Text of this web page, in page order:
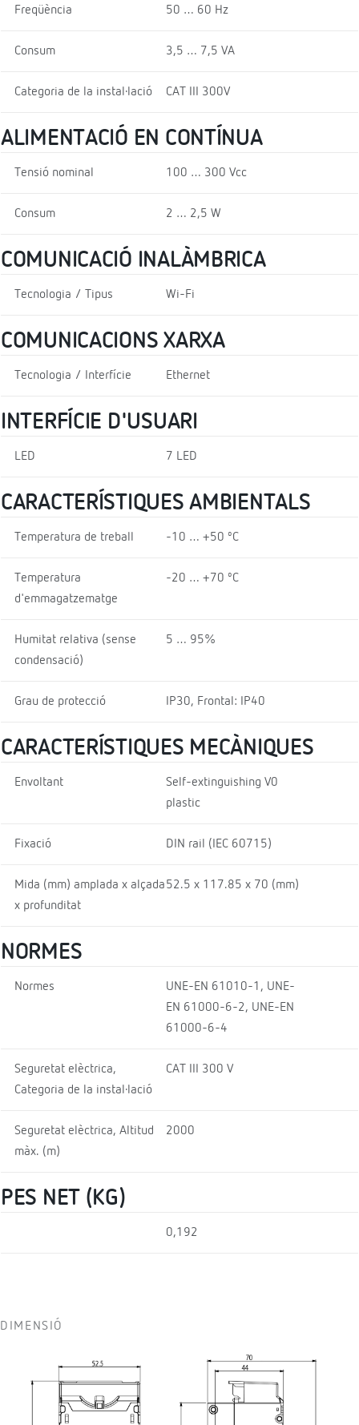
Freqüència 50 … 60 Hz
Consum 3,5 … 7,5 VA
Categoria de la instal·lació CAT III 300V
ALIMENTACIÓ EN CONTÍNUA
Tensió nominal 100 … 300 Vcc
Consum 2 … 2,5 W
COMUNICACIÓ INALÀMBRICA
Tecnologia / Tipus Wi-Fi
COMUNICACIONS XARXA
Tecnologia / Interfície Ethernet
INTERFÍCIE D'USUARI
LED 7 LED
CARACTERÍSTIQUES AMBIENTALS
Temperatura de treball -10 … +50 ºC
Temperatura
d'emmagatzematge
-20 … +70 ºC
Humitat relativa (sense
condensació)
5 … 95%
Grau de protecció IP30, Frontal: IP40
CARACTERÍSTIQUES MECÀNIQUES
Envoltant
Self-extinguishing V0
plastic
Fixació DIN rail (IEC 60715)
Mida (mm) amplada x alçada
x profunditat
52.5 x 117.85 x 70 (mm)
NORMES
Normes
UNE-EN 61010-1, UNE-
EN 61000-6-2, UNE-EN
61000-6-4
Seguretat elèctrica,
Categoria de la instal·lació
CAT III 300 V
Seguretat elèctrica, Altitud
màx. (m)
2000
PES NET (KG)
0,192
DIMENSIÓ